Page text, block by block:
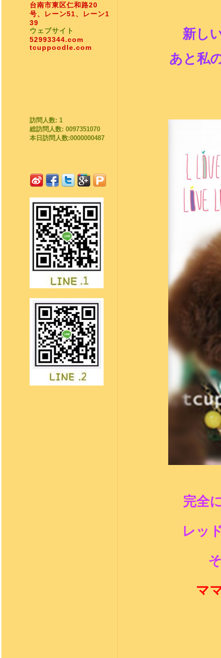
台南市東区仁和路20
号、レーン51、レーン1
39
ウェブサイト
52993344.com
tcuppoodle.com
訪問人数: 1
総訪問人数: 0097351070
本日訪問人数:0000000487
新し
あと私
完全
レッ
マ